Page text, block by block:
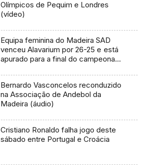
Olímpicos de Pequim e Londres
(vídeo)
Equipa feminina do Madeira SAD
venceu Alavarium por 26-25 e está
apurado para a final do campeonato
Bernardo Vasconcelos reconduzido
na Associação de Andebol da
Madeira (áudio)
Cristiano Ronaldo falha jogo deste
sábado entre Portugal e Croácia